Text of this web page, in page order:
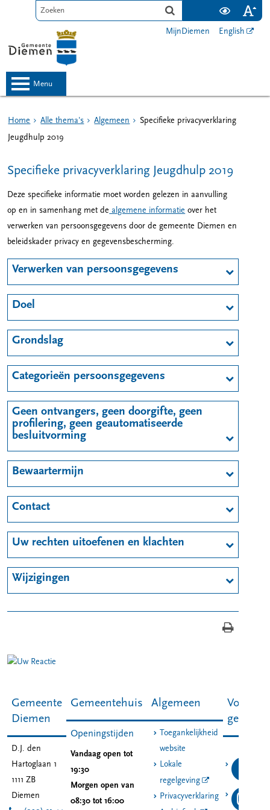
MijnDiemen English
menu
Home Alle thema's Algemeen
Specifieke privacyverklaring
Jeugdhulp 2019
Specifieke privacyverklaring Jeugdhulp 2019
Deze specifieke informatie moet worden gelezen in aanvulling
op en in samenhang met de algemene informatie over het
verwerken van persoonsgegevens door de gemeente Diemen en
beleidskader privacy en gegevensbescherming.
Verwerken van persoonsgegevens
Doel
Grondslag
Categorieën persoonsgegevens
Geen ontvangers, geen doorgifte, geen
profilering, geen geautomatiseerde
besluitvorming
Bewaartermijn
Contact
Uw rechten uitoefenen en klachten
Wijzigingen
Gemeente
Diemen
D.J. den
Hartoglaan 1
1111 ZB
Diemen
Gemeentehuis
Openingstijden
Vandaag open tot
19:30
Morgen open van
08:30 tot 16:00
Algemeen
Toegankelijkheid
website
Lokale
regelgeving
Privacyverklaring
Volg de